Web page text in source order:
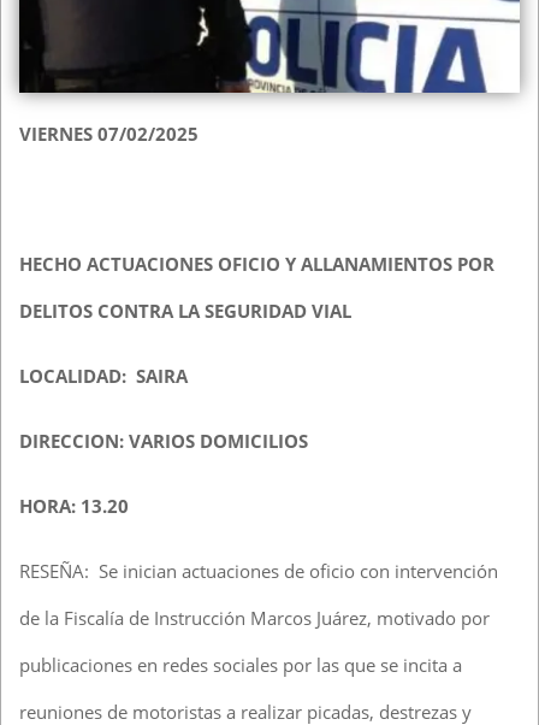
VIERNES 07/02/2025
HECHO ACTUACIONES OFICIO Y ALLANAMIENTOS POR
DELITOS CONTRA LA SEGURIDAD VIAL
LOCALIDAD: SAIRA
DIRECCION: VARIOS DOMICILIOS
HORA: 13.20
RESEÑA: Se inician actuaciones de oficio con intervención
de la Fiscalía de Instrucción Marcos Juárez, motivado por
publicaciones en redes sociales por las que se incita a
reuniones de motoristas a realizar picadas, destrezas y